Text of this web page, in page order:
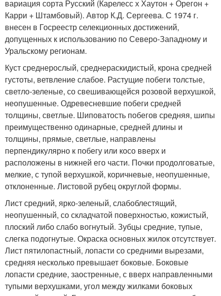
вариация сорта Русский (Карелесс х Хаутон + Орегон +
Карри + Штамбовый). Автор К.Д. Сергеева. С 1974 г.
внесен в Госреестр селекционных достижений,
допущенных к использованию по Северо-Западному и
Уральскому регионам.
Куст среднерослый, среднераскидистый, крона средней
густоты, ветвление слабое. Растущие побеги толстые,
светло-зеленые, со свешивающейся розовой верхушкой,
неопушенные. Одревесневшие побеги средней
толщины, светлые. Шиповатость побегов средняя, шипы
преимущественно одинарные, средней длины и
толщины, прямые, светлые, направлены
перпендикулярно к побегу или косо вверх и
расположены в нижней его части. Почки продолговатые,
мелкие, с тупой верхушкой, коричневые, неопушенные,
отклоненные. Листовой рубец округлой формы.
Лист средний, ярко-зеленый, слабоблестящий,
неопушенный, со складчатой поверхностью, кожистый,
плоский либо слабо вогнутый. Зубцы средние, тупые,
слегка подогнутые. Окраска основных жилок отсутствует.
Лист пятилопастный, лопасти со средними вырезами,
средняя несколько превышает боковые. Боковые
лопасти средние, заостренные, с вверх направленными
тупыми верхушками, угол между жилками боковых